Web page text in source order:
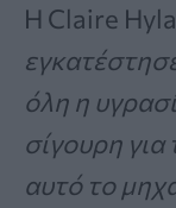
Η Claire
όλη η
σίγουρη για
αυτό το